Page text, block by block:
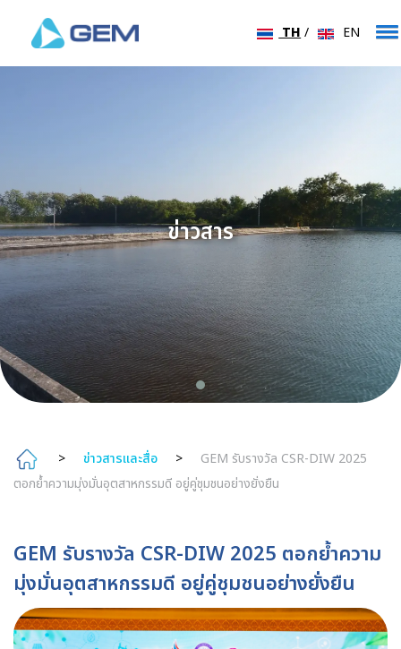
TH/ EN
ข่าวสาร
> ข่าวสารและสื่อ >
GEM รับรางวัล CSR-DIW 2025
ตอกย้ำความมุ่งมั่นอุตสาหกรรมดี อยู่คู่ชุมชนอย่างยั่งยืน
GEM รับรางวัล CSR-DIW 2025 ตอกย้ำความ
มุ่งมั่นอุตสาหกรรมดี อยู่คู่ชุมชนอย่างยั่งยืน